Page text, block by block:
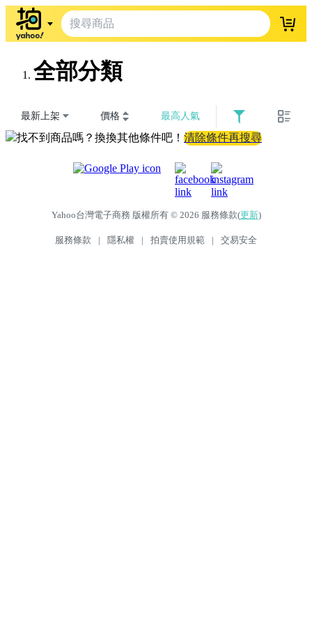
登入
全部分類
最新上架 價格 最高人氣
找不到商品嗎？換換其他條件吧！ 清除條件再搜尋
Yahoo台灣電子商務 版權所有 © 2026 服務條款(更新)
服務條款 | 隱私權 | 拍賣使用規範 | 交易安全